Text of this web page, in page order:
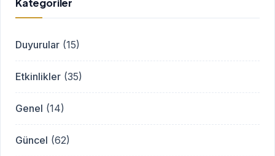
Kategoriler
Duyurular (15)
Etkinlikler (35)
Genel (14)
Güncel (62)